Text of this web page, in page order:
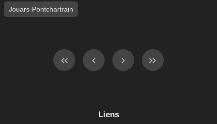
Jouars-Pontchartrain
Liens